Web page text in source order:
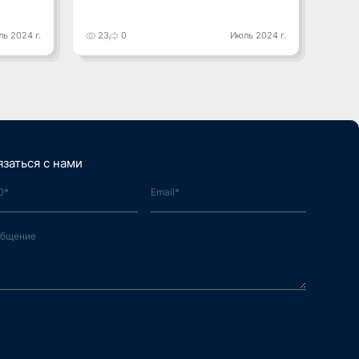
2024 г. 23 0 Июль 2024 г.
с нами